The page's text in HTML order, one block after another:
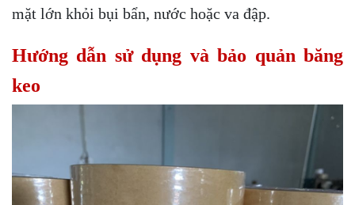
mặt lớn khỏi bụi bẩn, nước hoặc va đập.
Hướng dẫn sử dụng và bảo quản băng
keo